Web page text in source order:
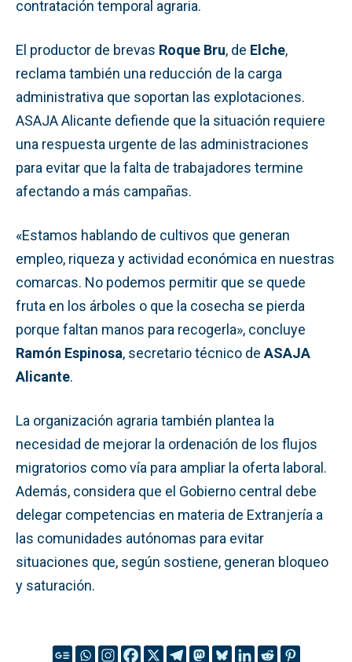
contratación temporal agraria.
El productor de brevas Roque Bru, de Elche,
reclama también una reducción de la carga
administrativa que soportan las explotaciones.
ASAJA Alicante defiende que la situación requiere
una respuesta urgente de las administraciones
para evitar que la falta de trabajadores termine
afectando a más campañas.
«Estamos hablando de cultivos que generan
empleo, riqueza y actividad económica en nuestras
comarcas. No podemos permitir que se quede
fruta en los árboles o que la cosecha se pierda
porque faltan manos para recogerla», concluye
Ramón Espinosa, secretario técnico de ASAJA
Alicante.
La organización agraria también plantea la
necesidad de mejorar la ordenación de los flujos
migratorios como vía para ampliar la oferta laboral.
Además, considera que el Gobierno central debe
delegar competencias en materia de Extranjería a
las comunidades autónomas para evitar
situaciones que, según sostiene, generan bloqueo
y saturación.